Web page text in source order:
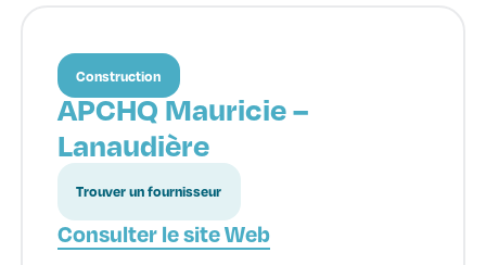
Construction
APCHQ Mauricie –
Lanaudière
Trouver un fournisseur
Consulter le site Web